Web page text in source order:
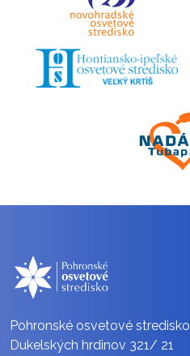
Pohronské osvetové stredisko
Dukelských hrdinov 321/ 21